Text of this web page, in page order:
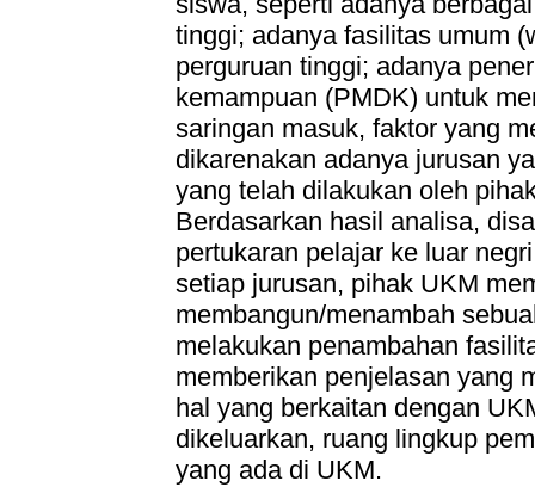
tinggi; adanya fasilitas umum
perguruan tinggi; adanya
kemampuan (PMDK) untuk
saringan masuk, faktor yang
dikarenakan adanya jurusan
yang telah dilakukan oleh
Berdasarkan hasil analisa,
pertukaran pelajar ke luar
setiap jurusan, pihak UKM
membangun/menambah
melakukan penambahan
memberikan penjelasan yang
hal yang berkaitan dengan
dikeluarkan, ruang lingkup
yang ada di UKM.